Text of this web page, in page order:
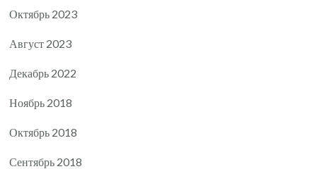
Октябрь 2023
Август 2023
Декабрь 2022
Ноябрь 2018
Октябрь 2018
Сентябрь 2018